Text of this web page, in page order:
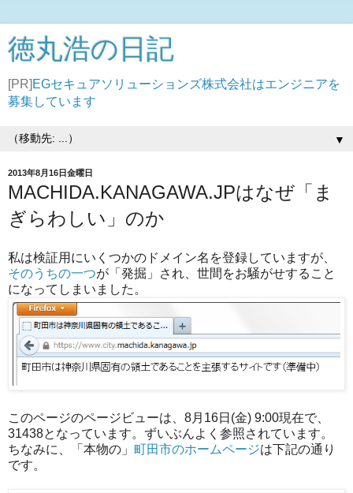
徳丸浩の日記
[PR] EGセキュアソリューションズ株式会社はエンジニアを
募集しています
▼
2013年8月16日金曜日
MACHIDA.KANAGAWA.JPはなぜ「ま
ぎらわしい」のか
私は検証用にいくつかのドメイン名を登録していますが、
そのうちの一つが「発掘」され、世間をお騒がせすること
になってしまいました。
このページのページビューは、8月16日(金) 9:00現在で、
31438となっています。ずいぶんよく参照されています。
ちなみに、「本物の」 町田市のホームページは下記の通り
です。